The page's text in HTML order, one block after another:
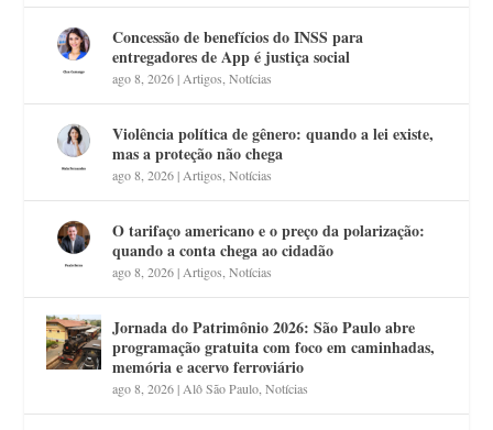
Concessão de benefícios do INSS para
entregadores de App é justiça social
ago 8, 2026| Artigos ,Notícias
Violência política de gênero: quando a lei existe,
mas a proteção não chega
ago 8, 2026| Artigos ,Notícias
O tarifaço americano e o preço da polarização:
quando a conta chega ao cidadão
ago 8, 2026| Artigos ,Notícias
Jornada do Patrimônio 2026: São Paulo abre
programação gratuita com foco em caminhadas,
memória e acervo ferroviário
ago 8, 2026| Alô São Paulo ,Notícias